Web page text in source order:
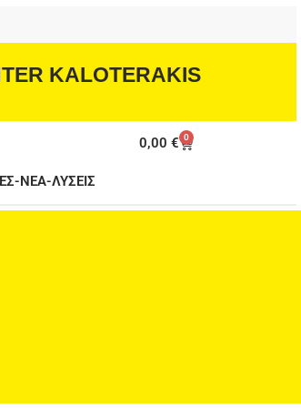
KALOTERAKIS
0,00€ 0
Cart
ΝΕΑ-ΛΥΣΕΙΣ